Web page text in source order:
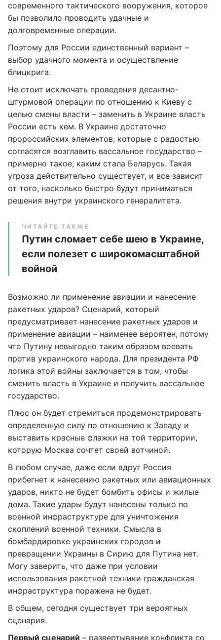
современного тактического вооружения, которое
бы позволило проводить удачные и
долговременные операции.
Поэтому для России единственный вариант –
выбор удачного момента и осуществление
блицкрига.
Не стоит исключать проведения десантно-
штурмовой операции по отношению к Киеву с
целью смены власти – заменить в Украине власть
России есть кем. В Украине достаточно
пророссийских элементов, которые с радостью
согласятся возглавить вассальное государство –
примерно такое, каким стала Беларусь. Такая
угроза действительно существует, и все зависит
от того, насколько быстро будут приниматься
решения внутри украинского генералитета.
ЧИТАЙТЕ ТАКЖЕ
Путин сломает себе шею в Украине,
если полезет с широкомасштабной
войной
Возможно ли применение авиации и нанесение
ракетных ударов? Сценарий, который
предусматривает нанесение ракетных ударов и
применение авиации – наименее вероятен, потому
что Путину невыгодно таким образом воевать
против украинского народа. Для президента РФ
логика этой войны заключается в том, чтобы
сменить власть в Украине и получить вассальное
государство.
Плюс он будет стремиться продемонстрировать
определенную силу по отношению к Западу и
выставить красные флажки на той территории,
которую Москва сочтет своей вотчиной.
В любом случае, даже если вдруг Россия
прибегнет к нанесению ракетных или авиационных
ударов, никто не будет бомбить офисы и жилые
дома. Такие удары будут нанесены только по
военной инфраструктуре для уничтожения
скоплений военной техники. Смысла в
бомбардировке украинских городов и
превращении Украины в Сирию для Путина нет.
Могу заверить, что даже при условии
использования ракетной техники гражданская
инфраструктура поражена не будет.
В общем, сегодня существует три вероятных
сценария.
Первый сценарий – развертывание конфликта со